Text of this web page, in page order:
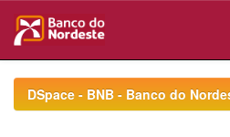
navigationDSpace - BNB - Banco do